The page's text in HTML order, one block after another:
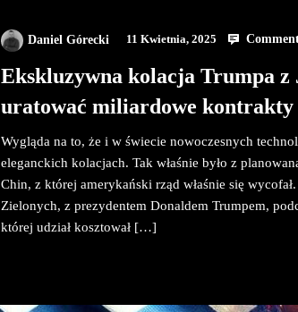
Daniel Górecki 11 Kwietnia, 2025
Ekskluzywna kolacja Trumpa z
uratować miliardowe
Wygląda na to, że i w świecie nowoczesnych
eleganckich kolacjach. Tak właśnie było z
Chin, z której amerykański rząd właśnie się
Zielonych, z prezydentem Donaldem Trumpem,
której udział kosztował […]